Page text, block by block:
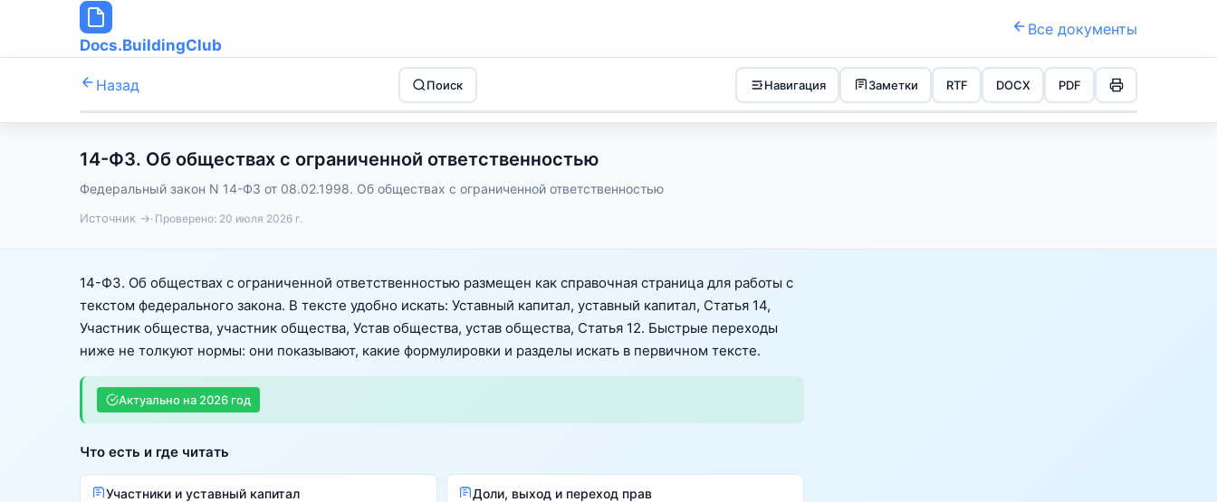
Docs.BuildingClub
Все документы
Назад Поиск Навигация Заметки RTF DOCX PDF
14-ФЗ. Об обществах с ограниченной ответственностью
Федеральный закон N 14-ФЗ от 08.02.1998. Об обществах с ограниченной ответственностью
Источник → Проверено: 20 июля 2026 г.
14-ФЗ. Об обществах с ограниченной ответственностью размещен как справочная страница для работы с
текстом федерального закона. В тексте удобно искать: Уставный капитал, уставный капитал, Статья 14,
Участник общества, участник общества, Устав общества, устав общества, Статья 12. Быстрые переходы
ниже не толкуют нормы: они показывают, какие формулировки и разделы искать в первичном тексте.
Актуально на 2026 год
Что есть и где читать
Участники и уставный капитал Доли, выход и переход прав